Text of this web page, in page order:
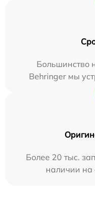
Большинство
Behringer мы
Более 20 тыс.
наличии на